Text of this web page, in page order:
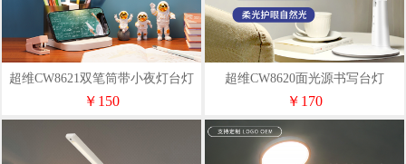
超维CW8621双笔筒带小夜灯台灯
￥150
超维CW8620面光源书写台灯
￥170